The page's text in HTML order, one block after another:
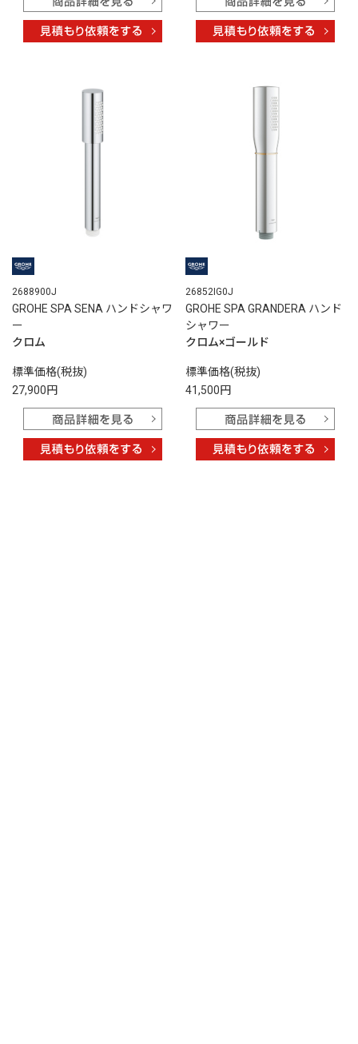
2688900J
GROHE SPA SENA ハンドシャワ
ー
クロム
標準価格(税抜)
27,900円
26852IG0J
GROHE SPA GRANDERA ハンド
シャワー
クロム×ゴールド
標準価格(税抜)
41,500円